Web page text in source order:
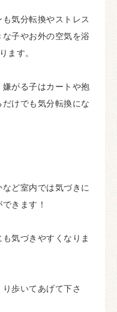
気分転換やストレス
子やお外の空気を浴
ます。
がる子はカートや抱
けでも気分転換にな
ど室内では気づきに
きます！
気づきやすくなりま
歩いてあげて下さ